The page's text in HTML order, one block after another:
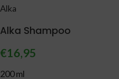
Alka
Alka Shampoo
€16,95
200 ml